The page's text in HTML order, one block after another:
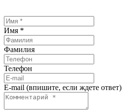
Имя *
Фамилия
Телефон
E-mail (впишите, если ждете ответ)